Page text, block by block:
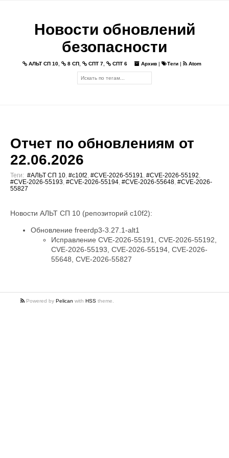
Новости обновлений
безопасности
АЛЬТ СП 10 8 СП СПТ 7 СПТ 6 Архив | Теги | Atom
Отчет по обновлениям от
22.06.2026
Теги: #АЛЬТ СП 10 #c10f2 #CVE-2026-55191 #CVE-2026-55192
#CVE-2026-55193 #CVE-2026-55194 #CVE-2026-55648 #CVE-2026-
55827
Новости АЛЬТ СП 10 (репозиторий c10f2):
Обновление freerdp3-3.27.1-alt1
Исправление CVE-2026-55191, CVE-2026-55192,
CVE-2026-55193, CVE-2026-55194, CVE-2026-
55648, CVE-2026-55827
Powered by Pelican with HSS theme.